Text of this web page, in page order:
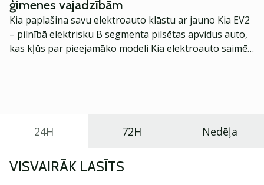
ģimenes vajadzībām
Kia paplašina savu elektroauto klāstu ar jauno Kia EV2
– pilnībā elektrisku B segmenta pilsētas apvidus auto,
kas kļūs par pieejamāko modeli Kia elektroauto saimē
24H 72H Nedēļa
VISVAIRĀK LASĪTS